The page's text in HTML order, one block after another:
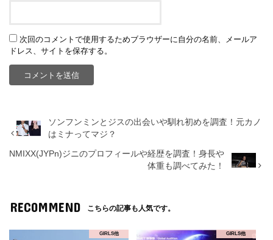
次回のコメントで使用するためブラウザーに自分の名前、メールア
ドレス、サイトを保存する。
ソンフンミンとジスの出会いや馴れ初めを調査！元カノ
はミナってマジ？
NMIXX(JYPn)ジニのプロフィールや経歴を調査！身長や
体重も調べてみた！
RECOMMEND こちらの記事も人気です。
GIRLS他 GIRLS他